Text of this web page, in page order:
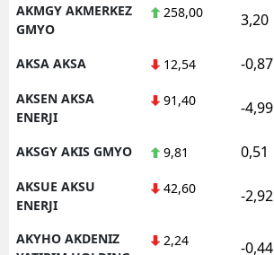
AKMGY AKMERKEZ
GMYO
258,00 3,20
AKSA AKSA 12,54 -0,87
AKSEN AKSA
ENERJI
91,40 -4,99
AKSGY AKIS GMYO 9,81 0,51
AKSUE AKSU
ENERJI
42,60 -2,92
AKYHO AKDENIZ
2,24 -0,44